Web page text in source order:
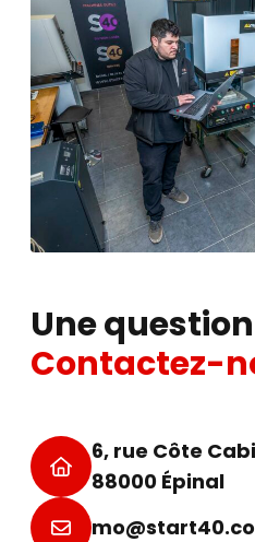
54 mm pour une
Vous recherchez un tour
la micro-pièce à l'arbre
Contactez nos experts
le Colchester MultiTurn
réactivité de votre atelier.
Contactez nous
Plus d'information
Une
Contactez-
6, rue Côte
88000 Épinal